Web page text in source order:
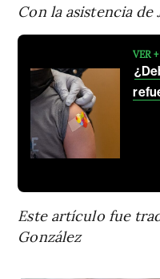
Con la asistencia de
VER +
Este artículo fue
González